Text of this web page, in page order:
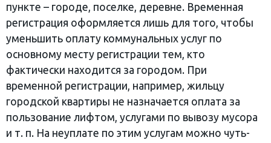
пункте – городе, поселке, деревне. Временная
регистрация оформляется лишь для того, чтобы
уменьшить оплату коммунальных услуг по
основному месту регистрации тем, кто
фактически находится за городом. При
временной регистрации, например, жильцу
городской квартиры не назначается оплата за
пользование лифтом, услугами по вывозу мусора
и т. п. На неуплате по этим услугам можно чуть-